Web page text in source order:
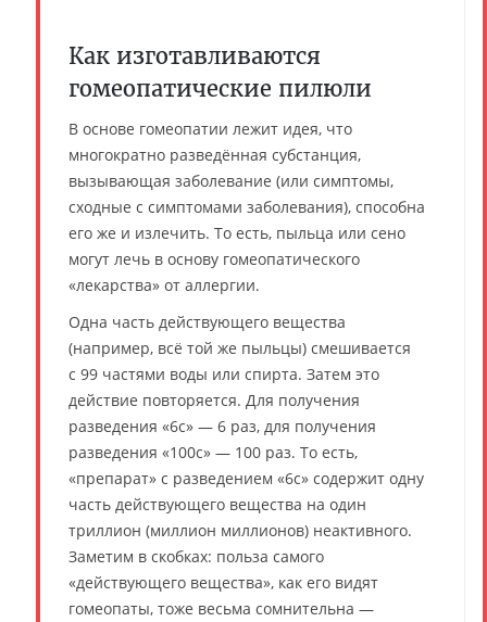
Как изготавливаются
гомеопатические пилюли
В основе гомеопатии лежит идея, что
многократно разведённая субстанция,
вызывающая заболевание (или симптомы,
сходные с симптомами заболевания), способна
его же и излечить. То есть, пыльца или сено
могут лечь в основу гомеопатического
«лекарства» от аллергии.
Одна часть действующего вещества
(например, всё той же пыльцы) смешивается
с 99 частями воды или спирта. Затем это
действие повторяется. Для получения
разведения «6c» — 6 раз, для получения
разведения «100c» — 100 раз. То есть,
«препарат» с разведением «6c» содержит одну
часть действующего вещества на один
триллион (миллион миллионов) неактивного.
Заметим в скобках: польза самого
«действующего вещества», как его видят
гомеопаты, тоже весьма сомнительна —